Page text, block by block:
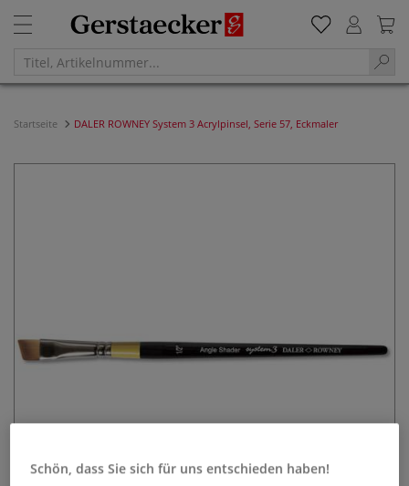
Startseite DALER ROWNEY System 3 Acrylpinsel, Serie 57, Eckmaler
Schön, dass Sie sich für uns entschieden haben!